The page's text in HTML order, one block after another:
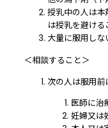
授乳中の人は
は授乳を避ける
大量に服用しな
＜相談すること＞
次の人は服用前
医師に治
妊婦又は